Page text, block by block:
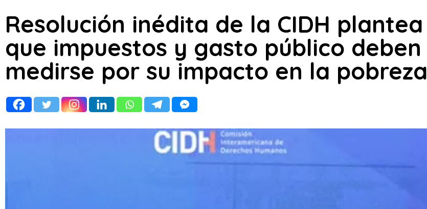
Resolución inédita de la CIDH plantea
que impuestos y gasto público deben
medirse por su impacto en la pobreza